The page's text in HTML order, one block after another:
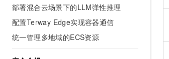
部署混合云场景下的LLM弹性推理
配置Terway Edge实现容器通信
统一管理多地域的ECS资源
专有云